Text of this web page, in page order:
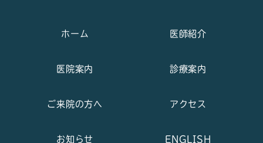
ホーム 医師紹介
医院案内 診療案内
ご来院の方へ アクセス
お知らせ ENGLISH